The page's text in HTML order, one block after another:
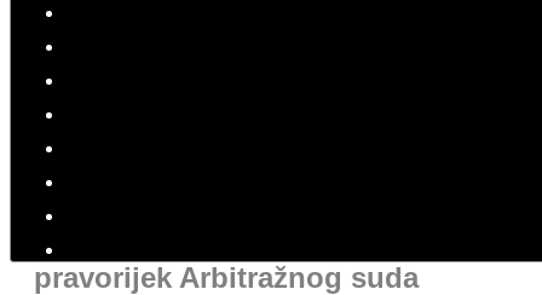
PRESS
UCM
Glasnogovornica EK: Komisija
ostaje spremna pridonijeti ili
olakšati proces kako bi se što
bolje primijenio konačni
pravorijek Arbitražnog suda